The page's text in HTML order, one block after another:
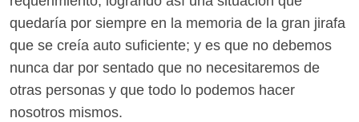
quedaría por siempre en la memoria de la gran jirafa
que se creía auto suficiente; y es que no debemos
nunca dar por sentado que no necesitaremos de
otras personas y que todo lo podemos hacer
nosotros mismos.